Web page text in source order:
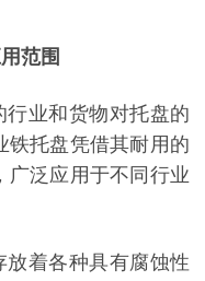
范围
业和货物对托盘的
铁托盘凭借其耐用的
广泛应用于不同行业
着各种具有腐蚀性